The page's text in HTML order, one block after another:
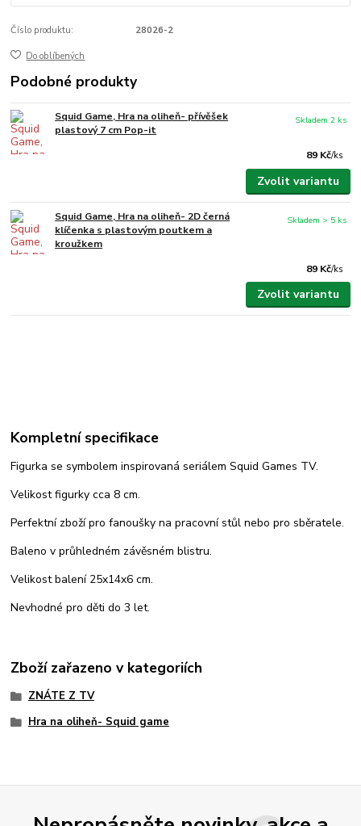
Číslo produktu: 28026-2
Do oblíbených
Podobné produkty
Squid Game, Hra na oliheň- přívěšek
plastový 7 cm Pop-it
89 Kč/ks
Skladem 2 ks
Zvolit variantu
Squid Game, Hra na oliheň- 2D černá
klíčenka s plastovým poutkem a
kroužkem
89 Kč/ks
Skladem > 5 ks
Zvolit variantu
Kompletní specifikace
Figurka se symbolem inspirovaná seriálem Squid Games TV.
Velikost figurky cca 8 cm.
Perfektní zboží pro fanoušky na pracovní stůl nebo pro sběratele.
Baleno v průhledném závěsném blistru.
Velikost balení 25x14x6 cm.
Nevhodné pro děti do 3 let.
Zboží zařazeno v kategoriích
ZNÁTE Z TV
Hra na oliheň- Squid game